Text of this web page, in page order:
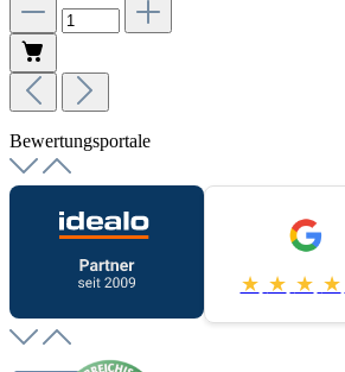
Bewertungsportale
★ ★ ★ ★